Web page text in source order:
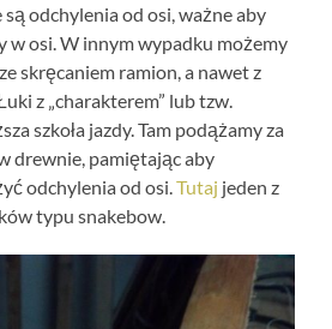
odchylenia od osi, ważne aby
w osi. W innym wypadku możemy
skręcaniem ramion, a nawet z
z „charakterem” lub tzw.
szkoła jazdy. Tam podążamy za
drewnie, pamiętając aby
odchylenia od osi.Tutaj jeden z
typu snakebow.